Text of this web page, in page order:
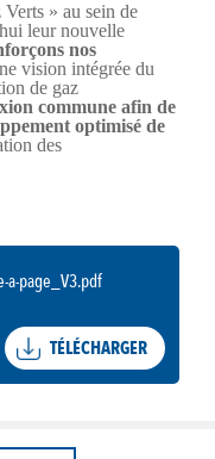
» au sein de
leur nouvelle
nos
vision intégrée du
de gaz
commune afin de
optimisé de
des
a-page_V3.pdf
TÉLÉCHARGER